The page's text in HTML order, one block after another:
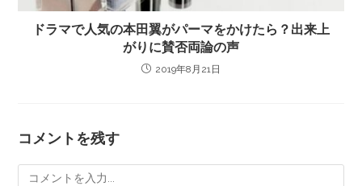
ドラマで人気の本田翼がパーマをかけたら？出来上
がりに賛否両論の声
2019年8月21日
コメントを残す